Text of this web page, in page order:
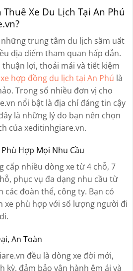
Xe Du Lịch Tại An Phú
trung tâm du lịch sầm uất
địa điểm tham quan hấp dẫn.
lợi, thoải mái và tiết kiệm
hợp đồng du lịch tại An Phú là
Trong số nhiều đơn vị cho
nổi bật là địa chỉ đáng tin cậy
là những lý do bạn nên chọn
của xeditinhgiare.vn.
Hợp Mọi Nhu Cầu
cấp nhiều dòng xe từ 4 chỗ, 7
phục vụ đa dạng nhu cầu từ
các đoàn thể, công ty. Bạn có
xe phù hợp với số lượng người đi
An Toàn
đều là dòng xe đời mới,
kỳ, đảm bảo vận hành êm ái và